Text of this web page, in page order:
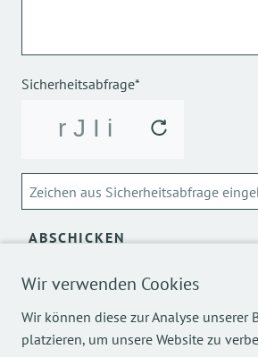
Wir verwenden Cookies
Wir können diese zur Analyse unserer
platzieren, um unsere Website zu
Sicherheitsabfrage*
ABSCHICKEN
Über die Verarbeitung meiner